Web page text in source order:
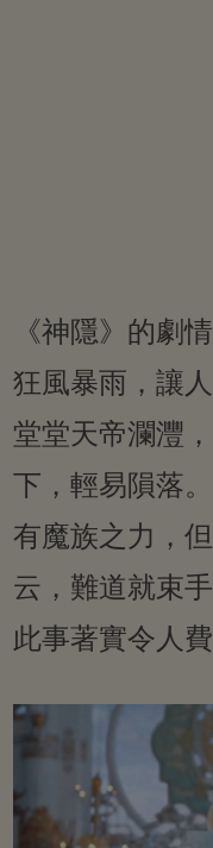
《神隱》的劇
狂風暴雨，讓
堂堂天帝瀾灃
下，輕易隕落
有魔族之力，
云，難道就束
此事著實令人費